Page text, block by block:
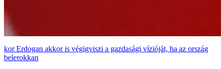
Erdogan akkor is végigviszi a gazdasági vízióját, ha az ország
belerokkan